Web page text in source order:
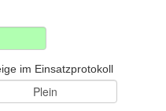
im Einsatzprotokoll